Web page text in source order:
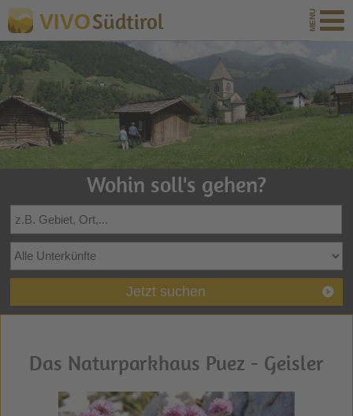
VIVOSüdtirol
Wohin soll's gehen?
Jetzt suchen
Das Naturparkhaus Puez - Geisler